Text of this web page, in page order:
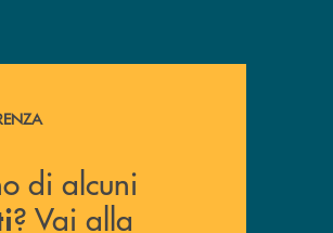
documenti ? Vai alla pagina della
di alcuni
? Vai alla